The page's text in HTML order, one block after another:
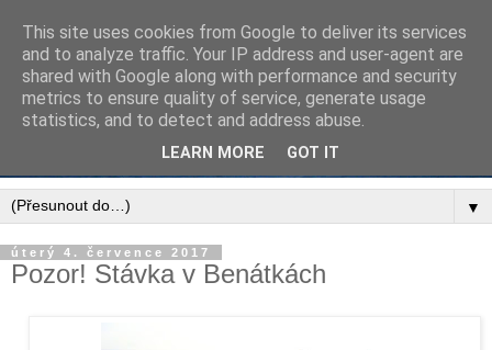
▼
úterý 4. července 2017
Pozor! Stávka v Benátkách
This site uses cookies from Google to deliver its services
and to analyze traffic. Your IP address and user-agent are
shared with Google along with performance and security
metrics to ensure quality of service, generate usage
statistics, and to detect and address abuse.
LEARN MORE GOT IT